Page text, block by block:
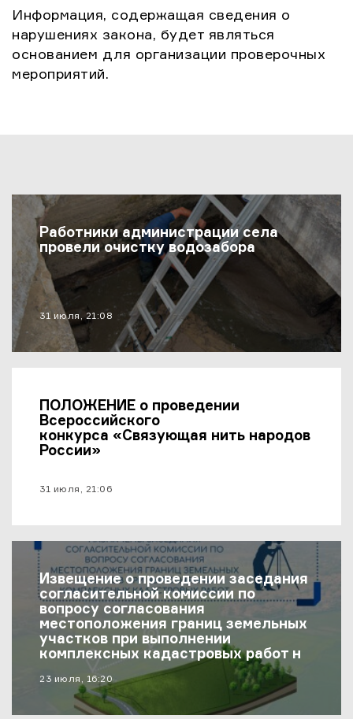
Информация, содержащая сведения о
нарушениях закона, будет являться
основанием для организации проверочных
мероприятий.
Последние Новости
Работники администрации села
провели очистку водозабора
материал опубликован
31 июля, 21:08
ПОЛОЖЕНИЕ о проведении
Всероссийского
конкурса «Связующая нить народов
России»
материал опубликован
31 июля, 21:06
Извещение о проведении заседания
согласительной комиссии по
вопросу согласования
местоположения границ земельных
участков при выполнении
комплексных кадастровых работ на
территории муниципального района
«Хивский район»
материал опубликован
23 июля, 16:20